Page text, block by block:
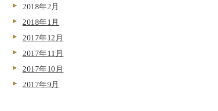
2018年2月
2018年1月
2017年12月
2017年11月
2017年10月
2017年9月